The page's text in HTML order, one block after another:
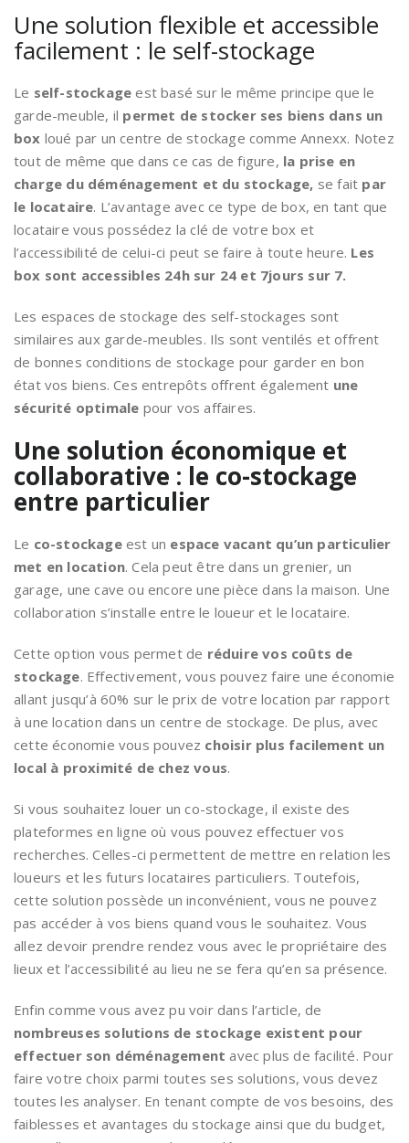
Une solution flexible et accessible
facilement : le self-stockage
Le self-stockageest basé sur le même principe que le
garde-meuble, il permet de stocker ses biens dans un
box loué par un centre de stockage comme Annexx. Notez
tout de même que dans ce cas de figure, la prise en
charge du déménagement et du stockage, se fait par
le locataire. L’avantage avec ce type de box, en tant que
locataire vous possédez la clé de votre box et
l’accessibilité de celui-ci peut se faire à toute heure. Les
box sont accessibles 24h sur 24 et 7jours sur 7.
Les espaces de stockage des self-stockages sont
similaires aux garde-meubles. Ils sont ventilés et offrent
de bonnes conditions de stockage pour garder en bon
état vos biens. Ces entrepôts offrent également une
sécurité optimale pour vos affaires.
Une solution économique et
collaborative : le co-stockage
entre particulier
Le co-stockageest un espace vacant qu’un particulier
met en location. Cela peut être dans un grenier, un
garage, une cave ou encore une pièce dans la maison. Une
collaboration s’installe entre le loueur et le locataire.
Cette option vous permet de réduire vos coûts de
stockage. Effectivement, vous pouvez faire une économie
allant jusqu’à 60% sur le prix de votre location par rapport
à une location dans un centre de stockage. De plus, avec
cette économie vous pouvez choisir plus facilement un
local à proximité de chez vous.
Si vous souhaitez louer un co-stockage, il existe des
plateformes en ligne où vous pouvez effectuer vos
recherches. Celles-ci permettent de mettre en relation les
loueurs et les futurs locataires particuliers. Toutefois,
cette solution possède un inconvénient, vous ne pouvez
pas accéder à vos biens quand vous le souhaitez. Vous
allez devoir prendre rendez vous avec le propriétaire des
lieux et l’accessibilité au lieu ne se fera qu’en sa présence.
Enfin comme vous avez pu voir dans l’article, de
nombreuses solutions de stockage existent pour
effectuer son déménagement avec plus de facilité. Pour
faire votre choix parmi toutes ses solutions, vous devez
toutes les analyser. En tenant compte de vos besoins, des
faiblesses et avantages du stockage ainsi que du budget,